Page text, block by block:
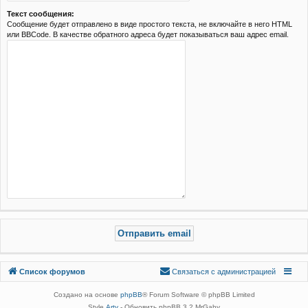
Текст сообщения:
Сообщение будет отправлено в виде простого текста, не включайте в него HTML
или BBCode. В качестве обратного адреса будет показываться ваш адрес email.
Список форумов
Связаться с
Связаться с администрацией
Создано на основе phpBB® Forum Software © phpBB Limited